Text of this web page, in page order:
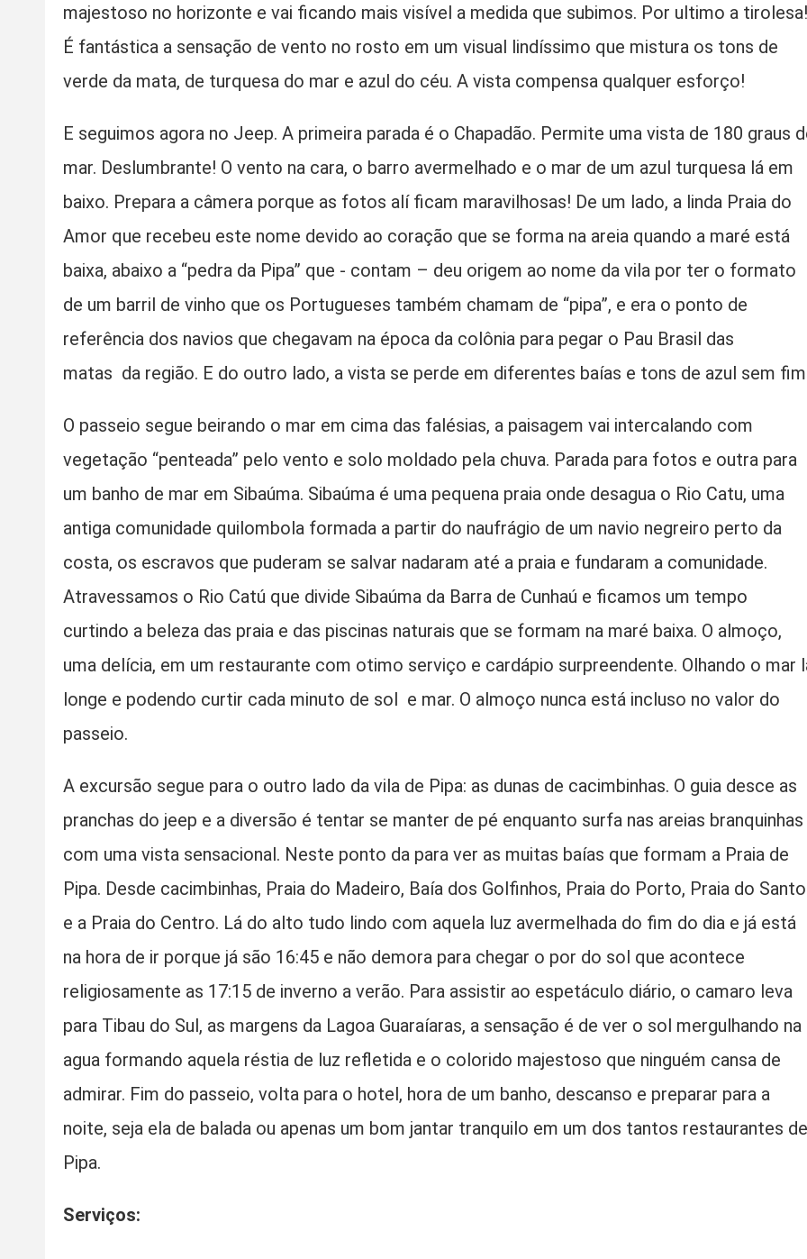
majestoso no horizonte e vai ficando mais visível a medida que subimos. Por ultimo a tirolesa!
É fantástica a sensação de vento no rosto em um visual lindíssimo que mistura os tons de
verde da mata, de turquesa do mar e azul do céu. A vista compensa qualquer esforço!
E seguimos agora no Jeep. A primeira parada é o Chapadão. Permite uma vista de 180 graus
mar. Deslumbrante! O vento na cara, o barro avermelhado e o mar de um azul turquesa lá em
baixo. Prepara a câmera porque as fotos alí ficam maravilhosas! De um lado, a linda Praia do
Amor que recebeu este nome devido ao coração que se forma na areia quando a maré está
baixa, abaixo a “pedra da Pipa” que - contam – deu origem ao nome da vila por ter o formato
de um barril de vinho que os Portugueses também chamam de “pipa”, e era o ponto de
referência dos navios que chegavam na época da colônia para pegar o Pau Brasil das
matas da região. E do outro lado, a vista se perde em diferentes baías e tons de azul sem
O passeio segue beirando o mar em cima das falésias, a paisagem vai intercalando com
vegetação “penteada” pelo vento e solo moldado pela chuva. Parada para fotos e outra para
um banho de mar em Sibaúma. Sibaúma é uma pequena praia onde desagua o Rio Catu, uma
antiga comunidade quilombola formada a partir do naufrágio de um navio negreiro perto da
costa, os escravos que puderam se salvar nadaram até a praia e fundaram a comunidade.
Atravessamos o Rio Catú que divide Sibaúma da Barra de Cunhaú e ficamos um tempo
curtindo a beleza das praia e das piscinas naturais que se formam na maré baixa. O almoço,
uma delícia, em um restaurante com otimo serviço e cardápio surpreendente. Olhando o mar
longe e podendo curtir cada minuto de sol e mar. O almoço nunca está incluso no valor do
passeio.
A excursão segue para o outro lado da vila de Pipa: as dunas de cacimbinhas. O guia desce as
pranchas do jeep e a diversão é tentar se manter de pé enquanto surfa nas areias branquinhas
com uma vista sensacional. Neste ponto da para ver as muitas baías que formam a Praia de
Pipa. Desde cacimbinhas, Praia do Madeiro, Baía dos Golfinhos, Praia do Porto, Praia do Santo
e a Praia do Centro. Lá do alto tudo lindo com aquela luz avermelhada do fim do dia e já está
na hora de ir porque já são 16:45 e não demora para chegar o por do sol que acontece
religiosamente as 17:15 de inverno a verão. Para assistir ao espetáculo diário, o camaro leva
para Tibau do Sul, as margens da Lagoa Guaraíaras, a sensação é de ver o sol mergulhando na
agua formando aquela réstia de luz refletida e o colorido majestoso que ninguém cansa de
admirar. Fim do passeio, volta para o hotel, hora de um banho, descanso e preparar para a
noite, seja ela de balada ou apenas um bom jantar tranquilo em um dos tantos restaurantes de
Pipa.
Serviços: